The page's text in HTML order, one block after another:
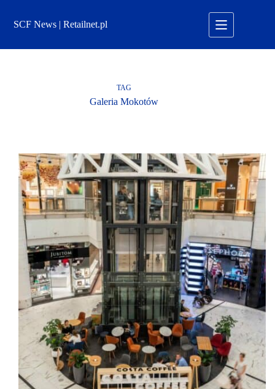
treściSCF News | Retailnet.pl
TAG
Galeria Mokotów